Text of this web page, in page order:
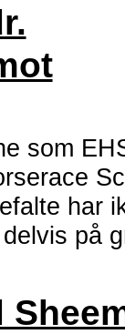
som
har
på